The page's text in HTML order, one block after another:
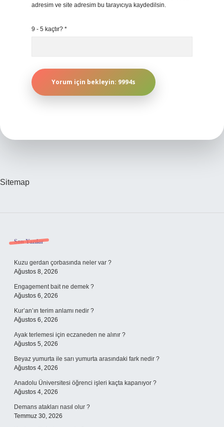
adresim ve site adresim bu tarayıcıya kaydedilsin.
9 - 5 kaçtır? *
Sitemap
Sidebar
Son Yazılar
Kuzu gerdan çorbasında neler var ?
Ağustos 8, 2026
Engagement bait ne demek ?
Ağustos 6, 2026
Kur’an’ın terim anlamı nedir ?
Ağustos 6, 2026
Ayak terlemesi için eczaneden ne alınır ?
Ağustos 5, 2026
Beyaz yumurta ile sarı yumurta arasındaki fark nedir ?
Ağustos 4, 2026
Anadolu Üniversitesi öğrenci işleri kaçta kapanıyor ?
Ağustos 4, 2026
Demans atakları nasıl olur ?
Temmuz 30, 2026